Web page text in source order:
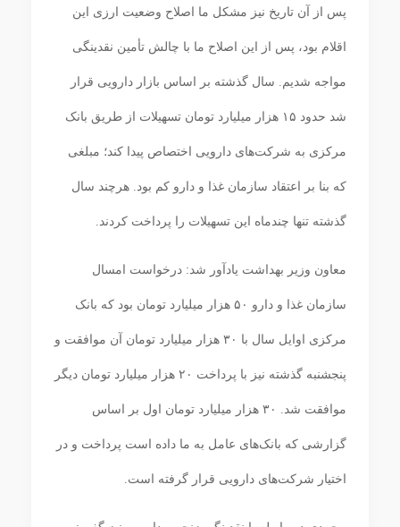
پس از آن تاریخ نیز مشکل ما اصلاح وضعیت ارزی این
اقلام بود، پس از این اصلاح ما با چالش تأمین نقدینگی
مواجه شدیم. سال گذشته بر اساس بازار دارویی قرار
شد حدود ۱۵ هزار میلیارد تومان تسهیلات از طریق بانک
مرکزی به شرکت‌های دارویی اختصاص پیدا کند؛ مبلغی
که بنا بر اعتقاد سازمان غذا و دارو کم بود. هرچند سال
گذشته تنها چندماه این تسهیلات را پرداخت کردند.
معاون وزیر بهداشت یادآور شد: درخواست امسال
سازمان غذا و دارو ۵۰ هزار میلیارد تومان بود که بانک
مرکزی اوایل سال با ۳۰ هزار میلیارد تومان آن موافقت و
پنجشنبه گذشته نیز با پرداخت ۲۰ هزار میلیارد تومان دیگر
موافقت شد. ۳۰ هزار میلیارد تومان اول بر اساس
گزارشی که بانک‌های عامل به ما داده است پرداخت و در
اختیار شرکت‌های دارویی قرار گرفته است.